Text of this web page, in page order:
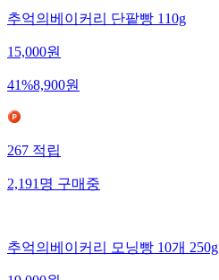
추억의베이커리 단팥빵 110g
15,000원
41%8,900원
267적립
2,191명구매중
추억의베이커리 모닝빵 10개 250g